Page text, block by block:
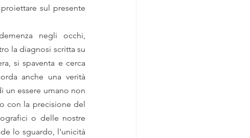
sul presente
negli occhi,
la diagnosi scritta su
si spaventa e cerca
anche una verità
un essere umano non
con la precisione del
o delle nostre
lo sguardo, l'unicità